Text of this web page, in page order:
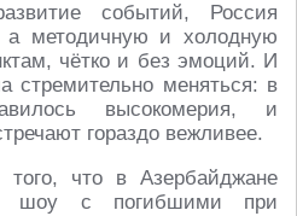
событий, Россия
методичную и холодную
чётко и без эмоций. И
стремительно меняться: в
высокомерия, и
гораздо вежливее.
что в Азербайджане
шоу с погибшими при